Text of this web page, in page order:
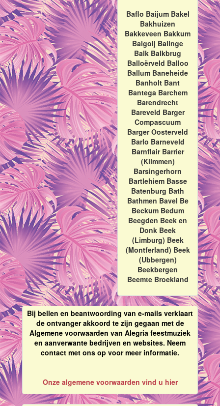
Baflo Baijum Bakel
Bakhuizen
Bakkeveen Bakkum
Balgoij Balinge
Balk Balkbrug
Balloërveld Balloo
Ballum Baneheide
Banholt Bant
Bantega Barchem
Barendrecht
Bareveld Barger
Compascuum
Barger Oosterveld
Barlo Barneveld
Barnflair Barrier
(Klimmen)
Barsingerhorn
Bartlehiem Basse
Batenburg Bath
Bathmen Bavel Be
Beckum Bedum
Beegden Beek en
Donk Beek
(Limburg) Beek
(Montferland) Beek
(Ubbergen)
Beekbergen
Beemte Broekland
Bij bellen en beantwoording van e-mails verklaart
de ontvanger akkoord te zijn gegaan met de
Algemene voorwaarden van Alegria feestmuziek
en aanverwante bedrijven en websites. Neem
contact met ons op voor meer informatie.
Onze algemene voorwaarden vind u hier